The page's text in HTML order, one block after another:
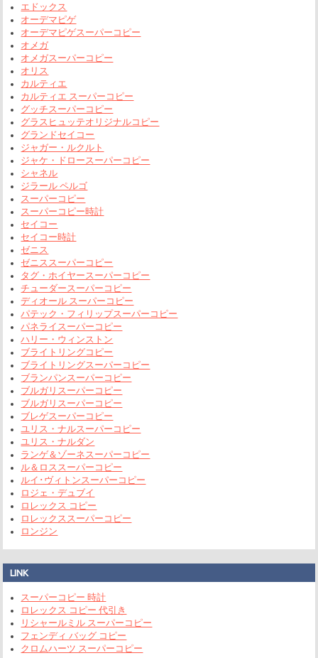
エドックス
オーデマピゲ
オーデマピゲスーパーコピー
オメガ
オメガスーパーコピー
オリス
カルティエ
カルティエ スーパーコピー
グッチスーパーコピー
グラスヒュッテオリジナルコピー
グランドセイコー
ジャガー・ルクルト
ジャケ・ドロースーパーコピー
シャネル
ジラール ペルゴ
スーパーコピー
スーパーコピー時計
セイコー
セイコー時計
ゼニス
ゼニススーパーコピー
タグ・ホイヤースーパーコピー
チューダースーパーコピー
ディオール スーパーコピー
パテック・フィリップスーパーコピー
パネライスーパーコピー
ハリー・ウィンストン
ブライトリングコピー
ブライトリングスーパーコピー
ブランパンスーパーコピー
ブルガリスーパーコピー
ブルガリスーパーコピー
ブレゲスーパーコピー
ユリス・ナルスーパーコピー
ユリス・ナルダン
ランゲ＆ゾーネスーパーコピー
ル＆ロススーパーコピー
ルイ･ヴィトンスーパーコピー
ロジェ・デュブイ
ロレックス コピー
ロレックススーパーコピー
ロンジン
LINK
スーパーコピー 時計
ロレックス コピー 代引き
リシャールミル スーパーコピー
フェンディ バッグ コピー
クロムハーツ スーパーコピー